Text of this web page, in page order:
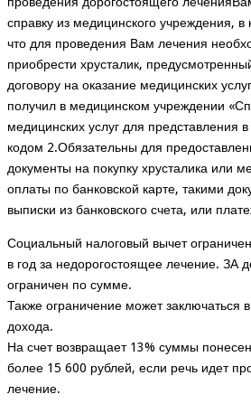
справку из медицинского учреждения, в
что для проведения Вам лечения
приобрести хрусталик,
договору на оказание медицинских
получил в медицинском учреждении
медицинских услуг для представления
кодом 2.Обязательны для
документы на покупку хрусталика или
оплаты по банковской карте, такими
выписки из банковского счета, или
Социальный налоговый вычет
в год за недорогостоящее лечение. ЗА
ограничен по сумме.
Также ограничение может заключаться
дохода.
На счет возвращает 13% суммы
более 15 600 рублей, если речь идет
лечение.